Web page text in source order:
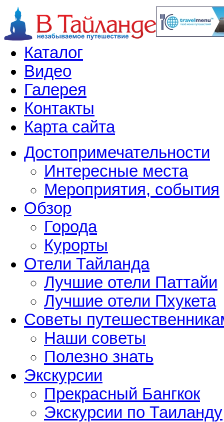
Каталог
Видео
Галерея
Контакты
Карта сайта
Достопримечательности
Интересные места
Мероприятия, события
Обзор
Города
Курорты
Отели Тайланда
Лучшие отели Паттайи
Лучшие отели Пхукета
Советы
Наши советы
Полезно знать
Экскурсии
Прекрасный Бангкок
Экскурсии по Таиланду